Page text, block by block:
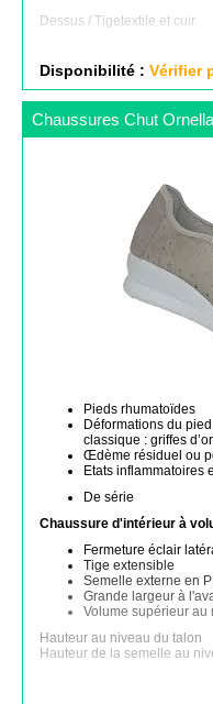
Dessus / Tigetextile et cuir
Disponibilité : Vérifier
Chaussures Chut Ornella
Pieds rhumatoïdes
Déformations du
classique : griffes
Œdème résiduel ou
Etats inflammatoires
De série
Chaussure d'intérieur à
Fermeture éclair
Tige extensible
Semelle externe en
Grande largeur à
Volume supérieur
Hauteur au niveau du talon
Hauteur de la semelle au